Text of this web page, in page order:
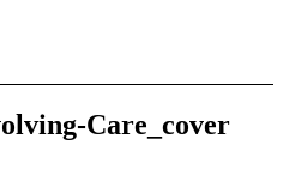
Care_cover